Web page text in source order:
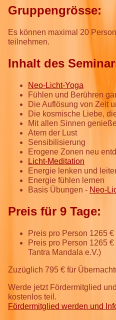
Gruppengrösse:
Es können maximal 20
teilnehmen.
Inhalt des
Neo-Licht-Yoga
Fühlen und Berühren
Die Auflösung von Zeit
Die kosmische Liebe,
Mit allen Sinnen
Atem der Lust
Sensibilisierung
Erogene Zonen neu
Licht-Meditation
Energie lenken und
Energie fühlen lernen
Basis Übungen - Neo-
Preis für 9 Tage:
Preis pro Person 1265
Preis pro Person 1265
Tantra Mandala e.V.)
Zuzüglich 795 € für
Werde jetzt Fördermitglied
kostenlos teil.
Fördermitglied werden und